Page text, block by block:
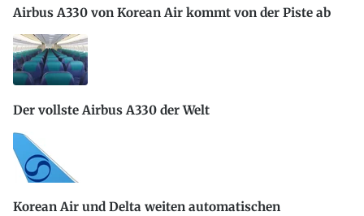
Airbus A330 von Korean Air kommt von der Piste ab
Der vollste Airbus A330 der Welt
Korean Air und Delta weiten automatischen